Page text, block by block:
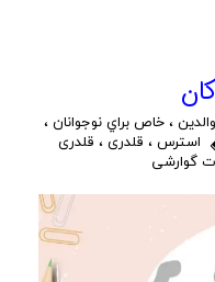
، خاص براي نوجوانان ،
استرس ، قلدری ، قلدری
گوارشی